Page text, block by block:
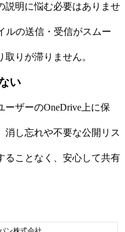
説明に悩む必要はありませ
ルの送信・受信がスムー
りが滞りません。
い
ザーのOneDrive上に保
消し忘れや不要な公開リス
ることなく、安心して共有